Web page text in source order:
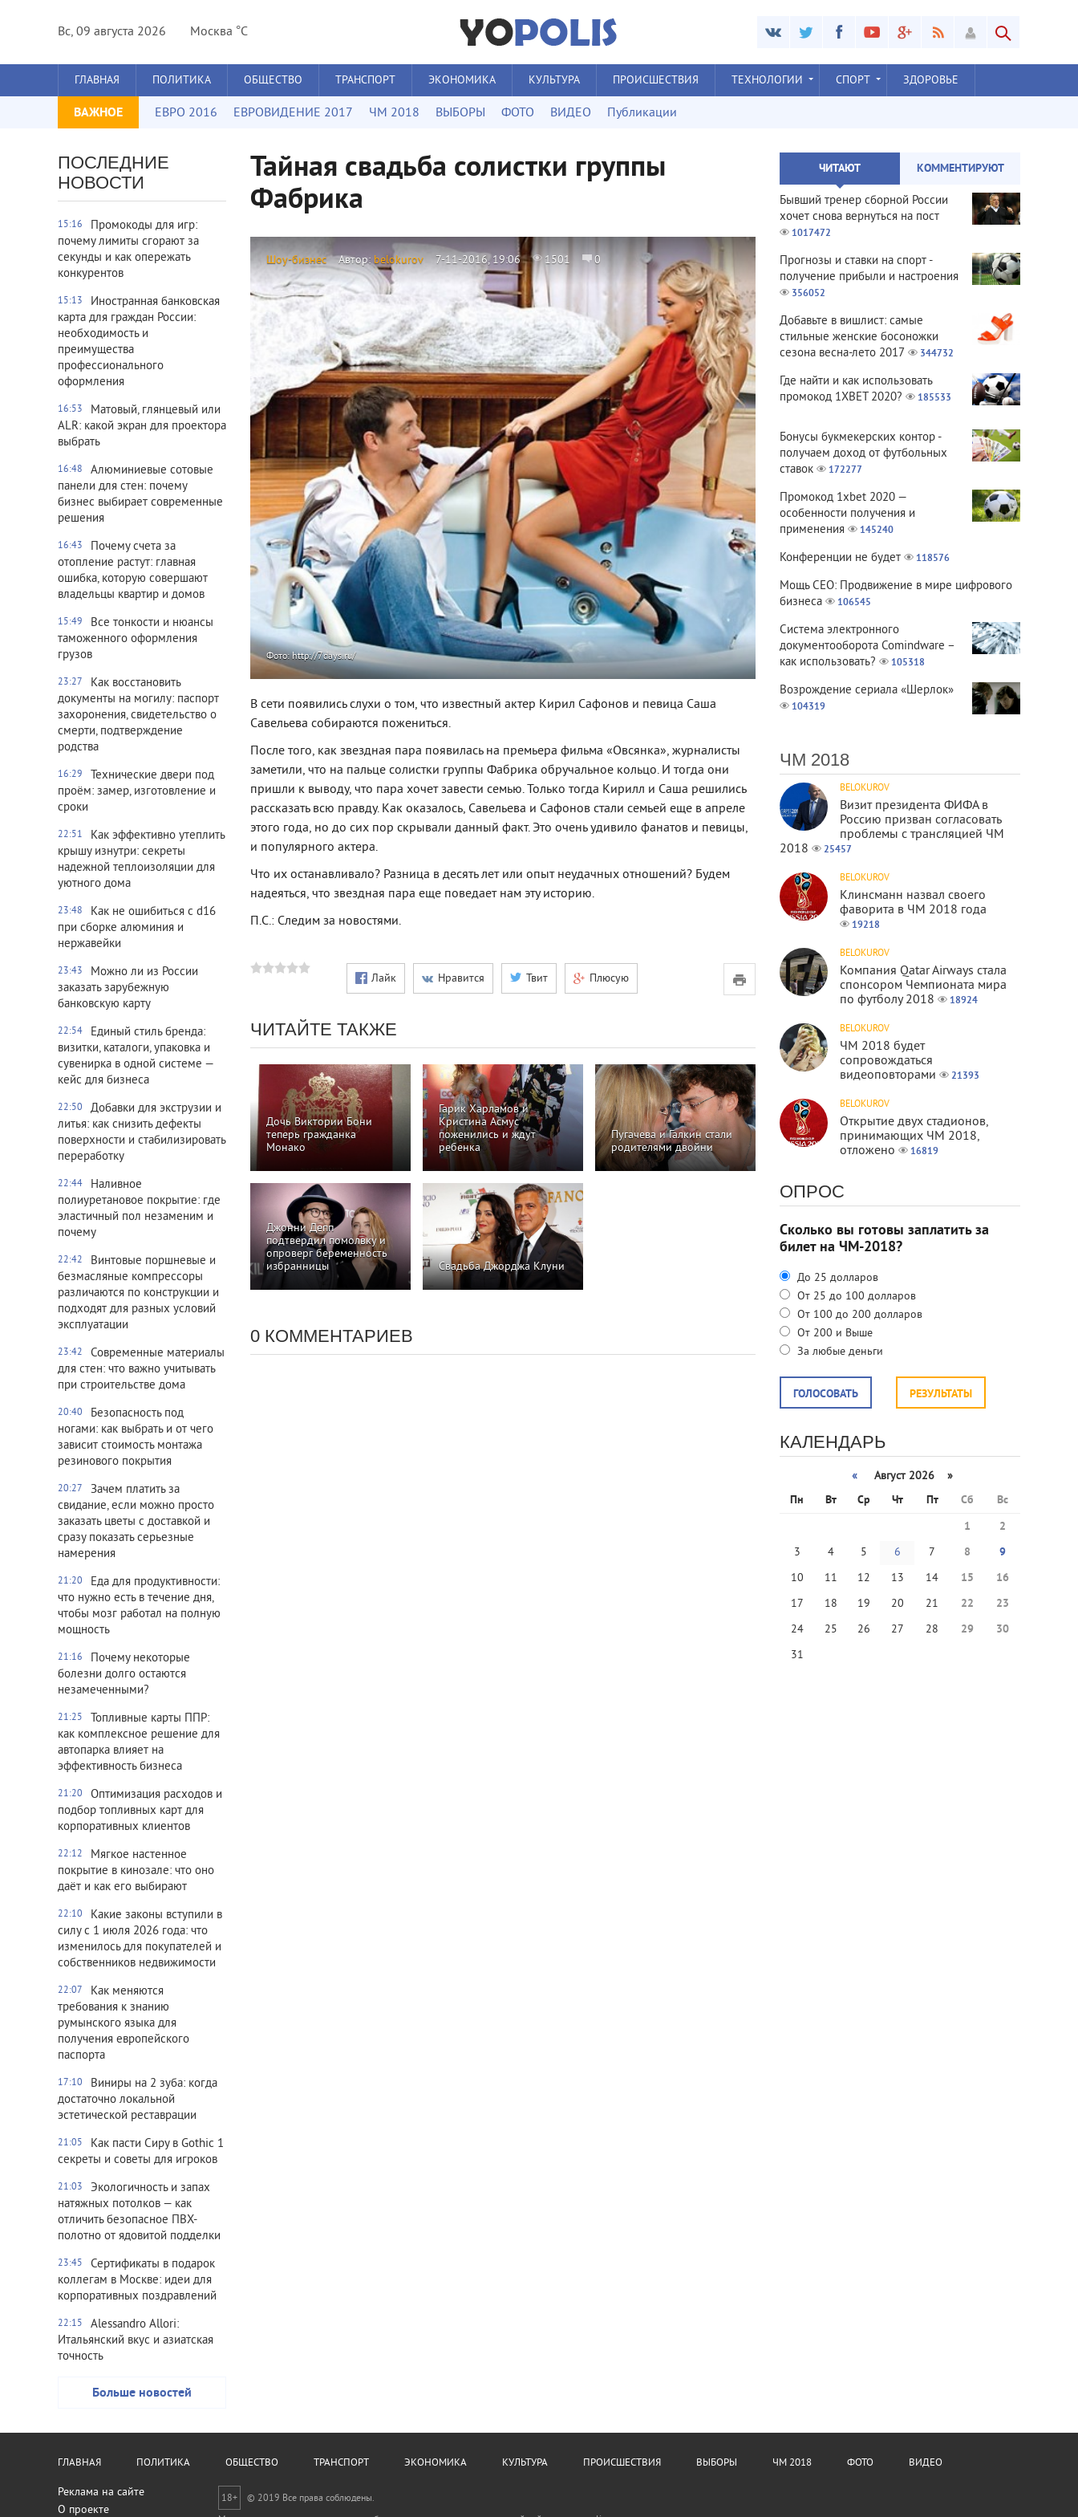
Вс, 09 августа 2026 Москва °C
ГЛАВНАЯ ПОЛИТИКА ОБЩЕСТВО ТРАНСПОРТ ЭКОНОМИКА КУЛЬТУРА ПРОИСШЕСТВИЯ ТЕХНОЛОГИИ СПОРТ ЗДОРОВЬЕ
ВАЖНОЕ ЕВРО 2016 ЕВРОВИДЕНИЕ 2017 ЧМ 2018 ВЫБОРЫ ФОТО ВИДЕО Публикации
ПОСЛЕДНИЕ
НОВОСТИ
15:16
Промокоды для игр:
почему лимиты сгорают за
секунды и как опережать
конкурентов
15:13
Иностранная банковская
карта для граждан России:
необходимость и
преимущества
профессионального
оформления
16:53
Матовый, глянцевый или
ALR: какой экран для проектора
выбрать
16:48
Алюминиевые сотовые
панели для стен: почему
бизнес выбирает современные
решения
16:43
Почему счета за
отопление растут: главная
ошибка, которую совершают
владельцы квартир и домов
15:49
Все тонкости и нюансы
таможенного оформления
грузов
23:27
Как восстановить
документы на могилу: паспорт
захоронения, свидетельство о
смерти, подтверждение
родства
16:29
Технические двери под
проём: замер, изготовление и
сроки
22:51
Как эффективно утеплить
крышу изнутри: секреты
надежной теплоизоляции для
уютного дома
23:48
Как не ошибиться с d16
при сборке алюминия и
нержавейки
23:43
Можно ли из России
заказать зарубежную
банковскую карту
22:54
Единый стиль бренда:
визитки, каталоги, упаковка и
сувенирка в одной системе —
кейс для бизнеса
22:50
Добавки для экструзии и
литья: как снизить дефекты
поверхности и стабилизировать
переработку
22:44
Наливное
полиуретановое покрытие: где
эластичный пол незаменим и
почему
22:42
Винтовые поршневые и
безмасляные компрессоры
различаются по конструкции и
подходят для разных условий
эксплуатации
23:42
Современные материалы
для стен: что важно учитывать
при строительстве дома
20:40
Безопасность под
ногами: как выбрать и от чего
зависит стоимость монтажа
резинового покрытия
20:27
Зачем платить за
свидание, если можно просто
заказать цветы с доставкой и
сразу показать серьезные
намерения
21:20
Еда для продуктивности:
что нужно есть в течение дня,
чтобы мозг работал на полную
мощность
21:16
Почему некоторые
болезни долго остаются
незамеченными?
21:25
Топливные карты ППР:
как комплексное решение для
автопарка влияет на
эффективность бизнеса
21:20
Оптимизация расходов и
подбор топливных карт для
корпоративных клиентов
22:12
Мягкое настенное
покрытие в кинозале: что оно
даёт и как его выбирают
22:10
Какие законы вступили в
силу с 1 июля 2026 года: что
изменилось для покупателей и
собственников недвижимости
22:07
Как меняются
требования к знанию
румынского языка для
получения европейского
паспорта
17:10
Виниры на 2 зуба: когда
достаточно локальной
эстетической реставрации
21:05
Как пасти Сиру в Gothic 1
секреты и советы для игроков
21:03
Экологичность и запах
натяжных потолков — как
отличить безопасное ПВХ-
полотно от ядовитой подделки
23:45
Сертификаты в подарок
коллегам в Москве: идеи для
корпоративных поздравлений
22:15
Alessandro Allori:
Итальянский вкус и азиатская
точность
Больше новостей
Тайная свадьба солистки группы
Фабрика
Фото: http://7days.ru/
Шоу-бизнес Автор:belokurov 7-11-2016, 19:06 1501 0
В сети появились слухи о том, что известный актер Кирил Сафонов и певица Саша
Савельева собираются пожениться.
После того, как звездная пара появилась на премьера фильма «Овсянка», журналисты
заметили, что на пальце солистки группы Фабрика обручальное кольцо. И тогда они
пришли к выводу, что пара хочет завести семью. Только тогда Кирилл и Саша решились
рассказать всю правду. Как оказалось, Савельева и Сафонов стали семьей еще в апреле
этого года, но до сих пор скрывали данный факт. Это очень удивило фанатов и певицы,
и популярного актера.
Что их останавливало? Разница в десять лет или опыт неудачных отношений? Будем
надеяться, что звездная пара еще поведает нам эту историю.
П.С.: Следим за новостями.
Лайк Нравится Твит Плюсую
ЧИТАЙТЕ ТАКЖЕ
Дочь Виктории Бони
теперь гражданка
Монако
Гарик Харламов и
Кристина Асмус
поженились и ждут
ребенка
Пугачева и Галкин стали
родителями двойни
Джонни Депп
подтвердил помолвку и
опроверг беременность
избранницы
Свадьба Джорджа Клуни
0 КОММЕНТАРИЕВ
ЧИТАЮТ КОММЕНТИРУЮТ
Бывший тренер сборной России
хочет снова вернуться на пост
1017472
Прогнозы и ставки на спорт -
получение прибыли и настроения
356052
Добавьте в вишлист: самые
стильные женские босоножки
сезона весна-лето 2017
344732
Где найти и как использовать
промокод 1XBET 2020?
185533
Бонусы букмекерских контор -
получаем доход от футбольных
ставок
172277
Промокод 1xbet 2020 —
особенности получения и
применения
145240
Конференции не будет 118576
Мощь СЕО: Продвижение в мире цифрового
бизнеса
106545
Система электронного
документооборота Comindware –
как использовать?
105318
Возрождение сериала «Шерлок»
104319
ЧМ 2018
BELOKUROV
Визит президента ФИФА в
Россию призван согласовать
проблемы с трансляцией ЧМ
2018
25457
BELOKUROV
Клинсманн назвал своего
фаворита в ЧМ 2018 года
19218
BELOKUROV
Компания Qatar Airways стала
спонсором Чемпионата мира
по футболу 2018
18924
BELOKUROV
ЧМ 2018 будет
сопровождаться
видеоповторами
21393
BELOKUROV
Открытие двух стадионов,
принимающих ЧМ 2018,
отложено
16819
ОПРОС
Сколько вы готовы заплатить за
билет на ЧМ-2018?
До 25 долларов
От 25 до 100 долларов
От 100 до 200 долларов
От 200 и Выше
За любые деньги
ГОЛОСОВАТЬ РЕЗУЛЬТАТЫ
КАЛЕНДАРЬ
«
Август 2026 »
Пн
Вт Ср Чт Пт Сб
Вс
1
2
3
4 5 6 7 8
9
10
11 12 13 14 15
16
17
18 19 20 21 22
23
24
25 26 27 28 29
30
31
ГЛАВНАЯ ПОЛИТИКА ОБЩЕСТВО ТРАНСПОРТ ЭКОНОМИКА КУЛЬТУРА ПРОИСШЕСТВИЯ ВЫБОРЫ ЧМ 2018 ФОТО ВИДЕО
Реклама на сайте
О проекте
18+
© 2019 Все права соблюдены.